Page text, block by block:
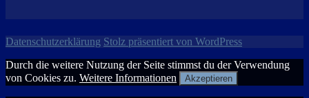
Datenschutzerklärung Stolz präsentiert von WordPress
Durch die weitere Nutzung der Seite stimmst du der Verwendung
von Cookies zu. Weitere Informationen Akzeptieren